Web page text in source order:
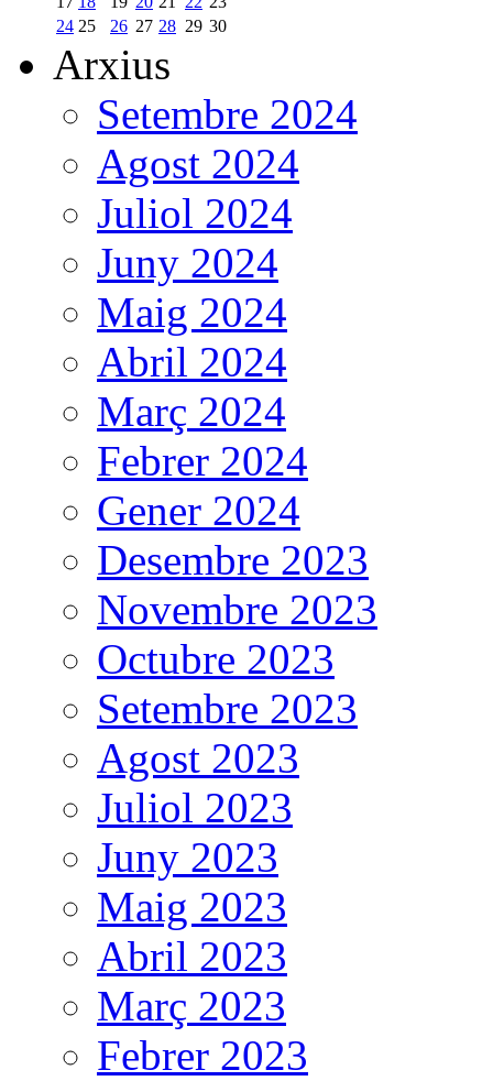
24 25 26 27 28 29 30
Arxius
Setembre 2024
Agost 2024
Juliol 2024
Juny 2024
Maig 2024
Abril 2024
Març 2024
Febrer 2024
Gener 2024
Desembre 2023
Novembre 2023
Octubre 2023
Setembre 2023
Agost 2023
Juliol 2023
Juny 2023
Maig 2023
Abril 2023
Març 2023
Febrer 2023